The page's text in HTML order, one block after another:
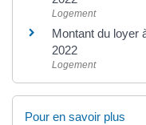
Logement
Montant du loyer
2022
Logement
Pour en savoir plus